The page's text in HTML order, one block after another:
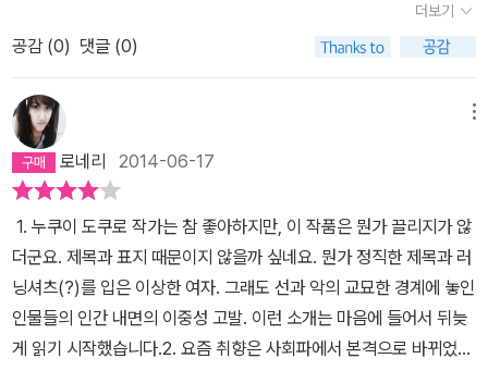
나타나고, 톰처럼 몰래 원한을 품는 사람도 나오겠지.그렇다는 걸 알
면서도 사이조는 이런 식으로밖에 살 수 없다.약삭빠르게 세상을 헤
쳐 나가겠다는 야심 같은 건 애초에 꿈도 꾸지 않았다.그렇기에 이런
데서 헛된 시간을 보내고 있는 지금이 너무나 고통스러웠다.난 대체
뭘 하고 있는 건가?범인을 쫓는 것만이 나의 존재이유인데. 이제는
그 존재 이유마저 뺏기고 말았다.그리고 나의 어리석음으로 인해 가
족마저 잃고 말았다.존재할 의미가 없는 빈껍데기. 그게 지금의 자신
이었다.거기에 더하여 동료들로부터 미움을 사고 있었다고 하면 그야
말로 완벽히 아무것도 없는 셈이다.자신이 갖고 있다고 생각한 것들
이 모두 환상이라고 판명된 이후의 허탈감. 불쑥 뱃속에서부터 웃음
이 터지려는 충동이 치밀었다.기가 막히게 우스워서, 벤치에 혼자 앉
은 채로 키득키득 새는 웃음을 멈출 수가 없었다.
더보기
공감 (0) 댓글 (0)
로네리 2014-06-17
1. 누쿠이 도쿠로 작가는 참 좋아하지만, 이 작품은 뭔가 끌리지가 않
더군요. 제목과 표지 때문이지 않을까 싶네요. 뭔가 정직한 제목과 러
닝셔츠(?)를 입은 이상한 여자. 그래도 선과 악의 교묘한 경계에 놓인
인물들의 인간 내면의 이중성 고발. 이런 소개는 마음에 들어서 뒤늦
게 읽기 시작했습니다.2. 요즘 취향은 사회파에서 본격으로 바뀌었습